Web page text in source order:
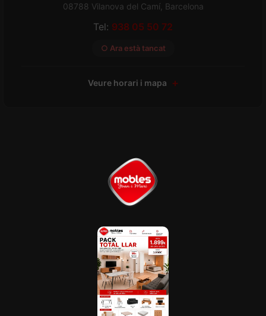
08788 Vilanova del Camí, Barcelona
Tel: 938 05 50 72
○ Ara està tancat
Veure horari i mapa